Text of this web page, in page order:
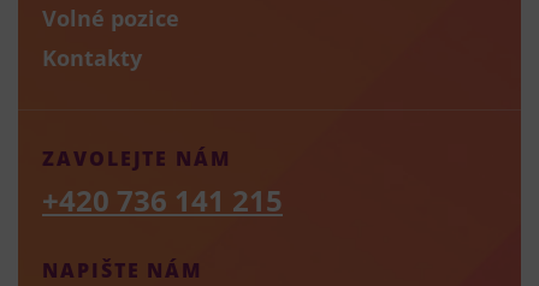
Volné pozice
Kontakty
NAPIŠTE NÁM
ZAVOLEJTE NÁM
+420 736 141 215